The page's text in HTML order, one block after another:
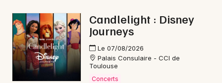
Candlelight : Disney
Journeys
Le 07/08/2026
Palais Consulaire - CCI de
Toulouse
Concerts